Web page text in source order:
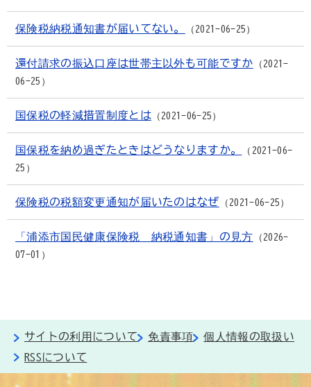
保険税納税通知書が届いてない。 2021-06-25
還付請求の振込口座は世帯主以外も可能ですか
2021-
06-25
国保税の軽減措置制度とは 2021-06-25
国保税を納め過ぎたときはどうなりますか。
2021-06-
25
保険税の税額変更通知が届いたのはなぜ 2021-06-25
「浦添市国民健康保険税 納税通知書」の見方
2026-
07-01
サイトの利用について 免責事項
個人情報の取扱い
RSSについて